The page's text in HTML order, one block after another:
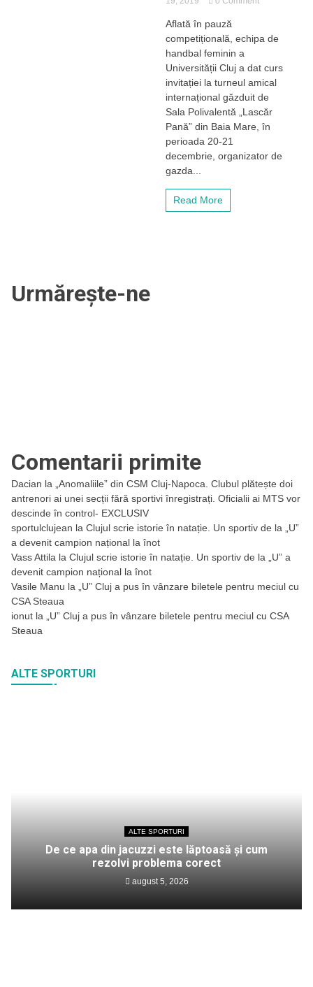
„U”
un
turneu
amical
la
Mare
Aflată în pauză
competițională, echipa de
handbal feminin a
Universității Cluj a dat curs
invitației la turneul amical
internațional găzduit de
Sala Polivalentă „Lascăr
Pană” din Baia Mare, în
perioada 20-21
decembrie, organizator de
gazda...
Read More
Urmărește-ne
Comentarii primite
Dacian la
„Anomaliile” din CSM Cluj-Napoca. Clubul plătește doi
antrenori ai unei secții fără sportivi înregistrați. Oficialii ai MTS vor
descinde în control- EXCLUSIV
sportulclujean la Clujul scrie istorie în natație. Un sportiv de la „U”
a devenit campion național la înot
Vass Attila la Clujul scrie istorie în natație. Un sportiv de la „U” a
devenit campion național la înot
Vasile Manu la
„U” Cluj a pus în vânzare biletele pentru meciul cu
CSA Steaua
ionut la
„U” Cluj a pus în vânzare biletele pentru meciul cu CSA
Steaua
ALTE SPORTURI
ALTE SPORTURI
De ce apa din jacuzzi este lăptoasă și cum
rezolvi problema corect
august 5, 2026